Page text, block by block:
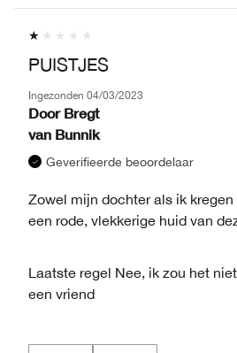
PUISTJES
Ingezonden 04/03/2023
Door Bregt
van Bunnik
Geverifieerde beoordelaar
Zowel mijn dochter als ik
een rode, vlekkerige huid van
Laatste regel Nee, ik zou het
een vriend